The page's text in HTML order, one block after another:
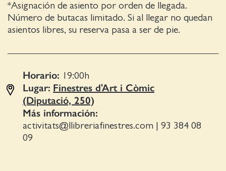
*Asignación de asiento por orden de llegada.
Número de butacas limitado. Si al llegar no quedan
asientos libres, su reserva pasa a ser de pie.
Horario: 19:00 h
Lugar: Finestres d'Art i Còmic
(Diputació, 250)
Más información:
activitats@llibreriafinestres.com
93 384 08
09